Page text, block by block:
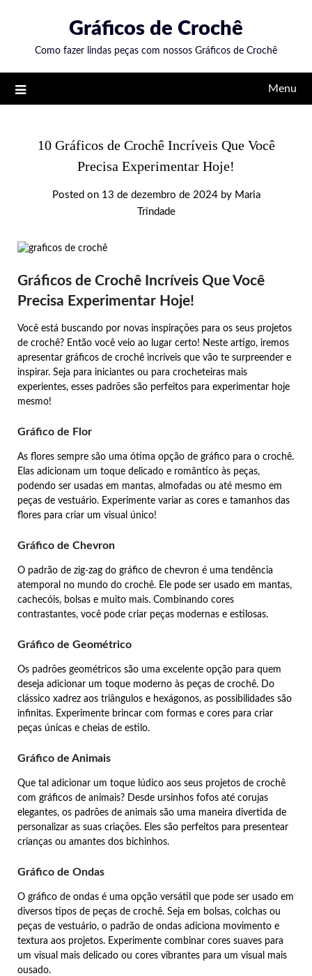
content
Gráficos de Crochê
Como fazer lindas peças com nossos Gráficos de Crochê
Menu
10 Gráficos de Crochê Incríveis Que Você
Precisa Experimentar Hoje!
Posted on 13 de dezembro de 2024by Maria
Trindade
Gráficos de Crochê Incríveis Que Você
Precisa Experimentar Hoje!
Você está buscando por novas inspirações para os seus projetos
de crochê? Então você veio ao lugar certo! Neste artigo, iremos
apresentar gráficos de crochê incríveis que vão te surpreender e
inspirar. Seja para iniciantes ou para crocheteiras mais
experientes, esses padrões são perfeitos para experimentar hoje
mesmo!
Gráfico de Flor
As flores sempre são uma ótima opção de gráfico para o crochê.
Elas adicionam um toque delicado e romântico às peças,
podendo ser usadas em mantas, almofadas ou até mesmo em
peças de vestuário. Experimente variar as cores e tamanhos das
flores para criar um visual único!
Gráfico de Chevron
O padrão de zig-zag do gráfico de chevron é uma tendência
atemporal no mundo do crochê. Ele pode ser usado em mantas,
cachecóis, bolsas e muito mais. Combinando cores
contrastantes, você pode criar peças modernas e estilosas.
Gráfico de Geométrico
Os padrões geométricos são uma excelente opção para quem
deseja adicionar um toque moderno às peças de crochê. Do
clássico xadrez aos triângulos e hexágonos, as possibilidades são
infinitas. Experimente brincar com formas e cores para criar
peças únicas e cheias de estilo.
Gráfico de Animais
Que tal adicionar um toque lúdico aos seus projetos de crochê
com gráficos de animais? Desde ursinhos fofos até corujas
elegantes, os padrões de animais são uma maneira divertida de
personalizar as suas criações. Eles são perfeitos para presentear
crianças ou amantes dos bichinhos.
Gráfico de Ondas
O gráfico de ondas é uma opção versátil que pode ser usado em
diversos tipos de peças de crochê. Seja em bolsas, colchas ou
peças de vestuário, o padrão de ondas adiciona movimento e
textura aos projetos. Experimente combinar cores suaves para
um visual mais delicado ou cores vibrantes para um visual mais
ousado.